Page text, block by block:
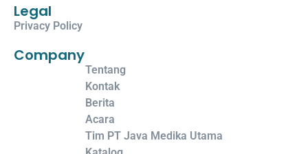
Legal
Privacy Policy
Tentang
Kontak
Berita
Acara
Tim PT Java Medika Utama
Company